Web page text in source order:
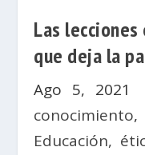
Las
que deja la
Ago 5, 2021
conocimiento,
Educación,